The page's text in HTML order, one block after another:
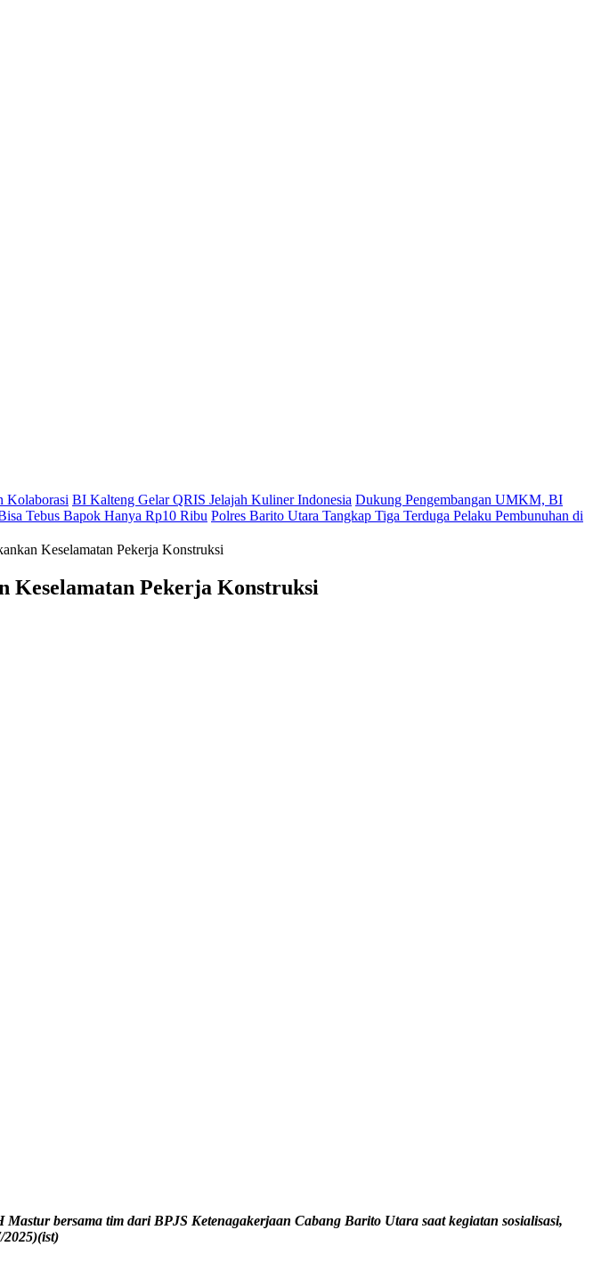
Kolaborasi BI Kalteng Gelar QRIS Jelajah Kuliner Indonesia Dukung Pengembangan UMKM, BI
Tebus Bapok Hanya Rp10 Ribu Polres Barito Utara Tangkap Tiga Terduga Pelaku Pembunuhan di
Keselamatan Pekerja Konstruksi
Keselamatan Pekerja Konstruksi
bersama tim dari BPJS Ketenagakerjaan Cabang Barito Utara saat kegiatan sosialisasi,
2025)(ist)